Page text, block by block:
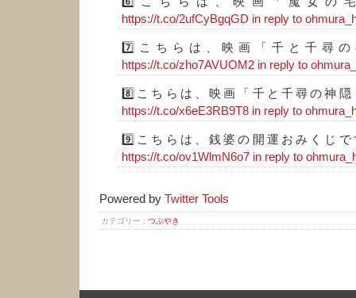
https://t.co/2ufCyBgqGD in reply to
7️⃣こちらは、映画「千と千尋
https://t.co/zho7AVUOM2 in reply to
8️⃣こちらは、映画「千と千尋の神
https://t.co/x6eE3RB9T8 in reply to
9️⃣こちらは、銭婆の開運おみくじ
https://t.co/ov1WlmN6o7 in reply to
Powered by Twitter Tools
カテゴリー : つぶやき